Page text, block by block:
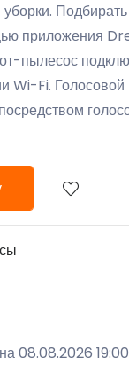
приложения
пылесос
Wi-Fi.
08.08.2026